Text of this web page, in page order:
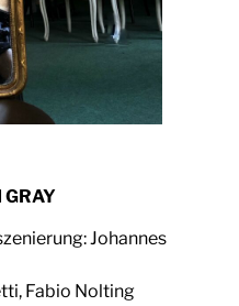
GRAY
Johannes
Fabio Nolting